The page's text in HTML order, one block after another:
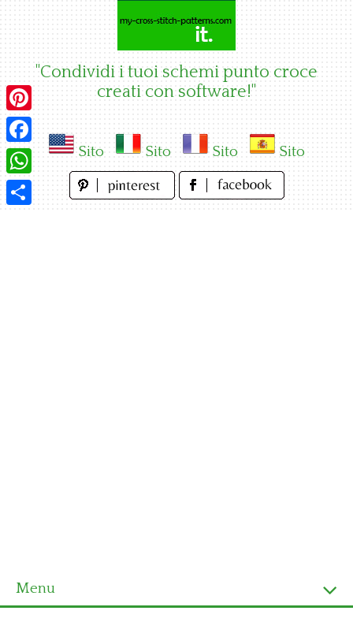
"Condividi i tuoi schemi punto croce
creati con software!"
Sito Sito Sito Sito
Menu
Pinterest
Facebook
WhatsApp